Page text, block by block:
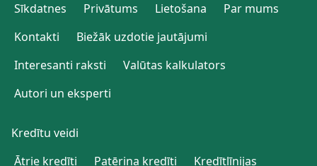
Sīkdatnes
Privātums Lietošana
Par mums
Kontakti
Biežāk uzdotie jautājumi
Interesanti raksti
Valūtas kalkulators
Autori un eksperti
Kredītu veidi
Ātrie kredīti
Patēriņa kredīti
Kredītlīnijas